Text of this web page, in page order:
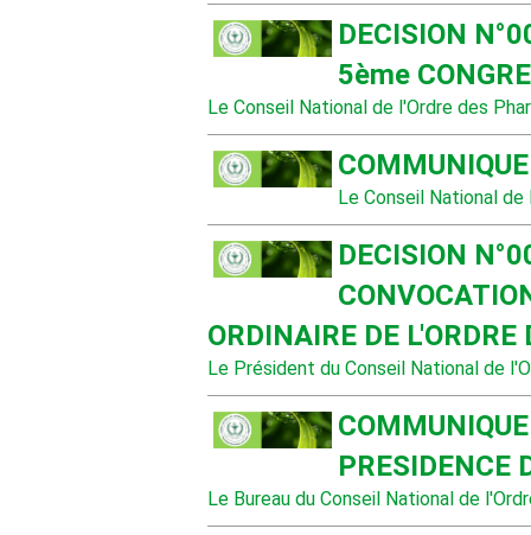
DECISION
5ème
Le Conseil National de l'Ordre des
Le Conseil National
DECISION
ORDINAIRE DE
Le Président du Conseil National de
PRESIDENCE
Le Bureau du Conseil National de